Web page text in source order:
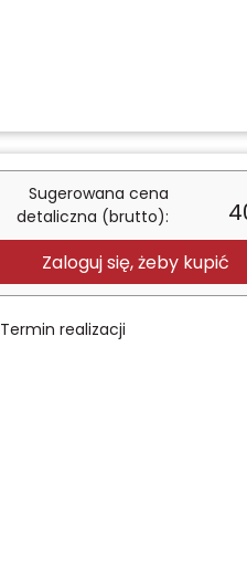
Sugerowana cena
detaliczna (brutto):
Zaloguj się, żeby kupić
Termin realizacji